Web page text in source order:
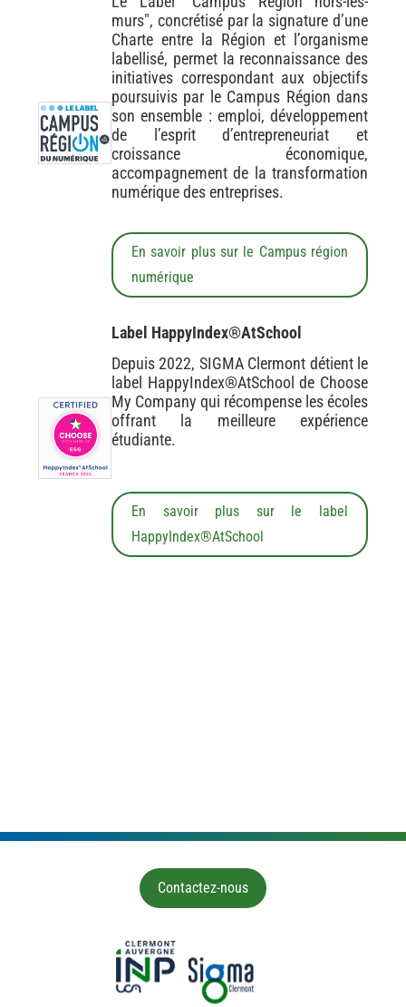
murs", concrétisé par la signature d’une
Charte entre la Région et l’organisme
labellisé, permet la reconnaissance des
initiatives correspondant aux objectifs
poursuivis par le Campus Région dans
son ensemble : emploi, développement
de l’esprit d’entrepreneuriat et
croissance économique,
accompagnement de la transformation
numérique des entreprises.
En savoir plus sur le Campus région
numérique
Label HappyIndex®AtSchool
Depuis 2022, SIGMA Clermont détient le
label HappyIndex®AtSchool de Choose
My Company qui récompense les écoles
offrant la meilleure expérience
étudiante.
En savoir plus sur le label
HappyIndex®AtSchool
Contactez-nous